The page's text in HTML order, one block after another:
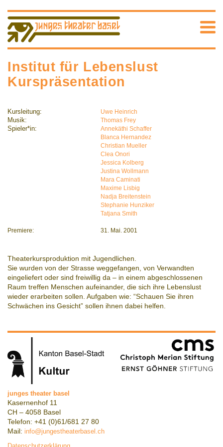
Institut für Lebenslust
Kurspräsentation
Kursleitung:
Uwe Heinrich
Musik:
Thomas Frey
Spieler*in:
Annekäthi Schaffer
Blanca Hernandez
Christian Mueller
Clea Onori
Jessica Kolberg
Justina Wollmann
Mara Caminati
Maxime Lisbig
Nadja Breitenstein
Stephanie Hunziker
Tatjana Smith
Premiere: 31. Mai. 2001
Theaterkursproduktion mit Jugendlichen.
Sie wurden von der Strasse weggefangen, von Verwandten
eingeliefert oder sind freiwillig da – in einem abgeschlossenen
Raum treffen Menschen aufeinander, die sich ihre Lebenslust
wieder erarbeiten sollen. Aufgaben wie: “Schauen Sie ihren
Schwächen ins Gesicht” sollen ihnen dabei helfen.
junges theater basel
Kasernenhof 11
CH – 4058 Basel
Telefon: +41 (0)61/681 27 80
Mail: info@jungestheaterbasel.ch